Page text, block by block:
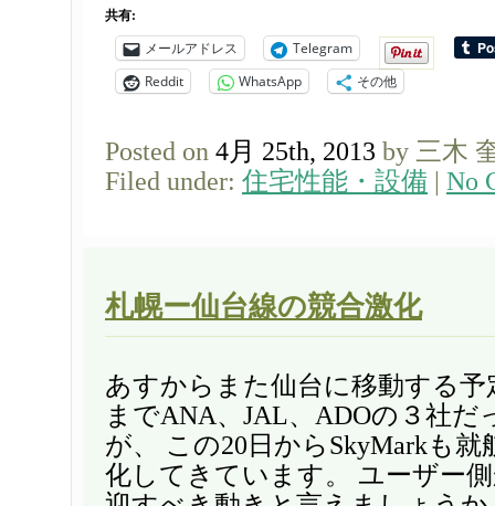
共有:
メールアドレス
Telegram
Reddit
WhatsApp その他
Posted on 4月 25th, 2013 by 三木
Filed under: 住宅性能・設備 No
札幌ー仙台線の競合激化
あすからまた仙台に移動する
までANA、JAL、ADOの３社だ
が、 この20日からSkyMarkも就
化してきています。 ユーザー